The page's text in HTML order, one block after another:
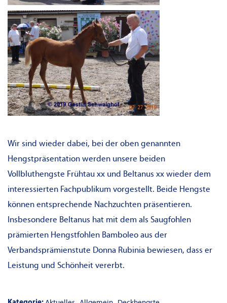
Wir sind wieder dabei, bei der oben genannten
Hengstpräsentation werden unsere beiden
Vollbluthengste Frühtau xx und Beltanus xx wieder dem
interessierten Fachpublikum vorgestellt. Beide Hengste
können entsprechende Nachzuchten präsentieren.
Insbesondere Beltanus hat mit dem als Saugfohlen
prämierten Hengstfohlen Bamboleo aus der
Verbandsprämienstute Donna Rubinia bewiesen, dass er
Leistung und Schönheit vererbt.